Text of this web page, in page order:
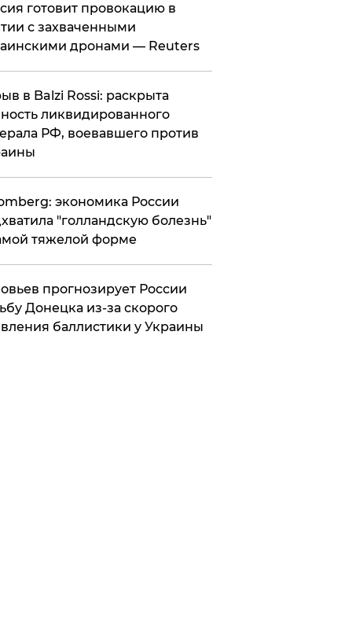
готовит провокацию в
с захваченными
дронами — Reuters
в Balzi Rossi: раскрыта
ликвидированного
РФ, воевавшего против
экономика России
"голландскую болезнь"
тяжелой форме
прогнозирует России
Донецка из-за скорого
баллистики у Украины